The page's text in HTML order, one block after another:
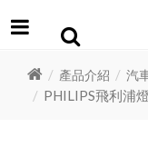
產品介紹 汽
PHILIPS飛利浦